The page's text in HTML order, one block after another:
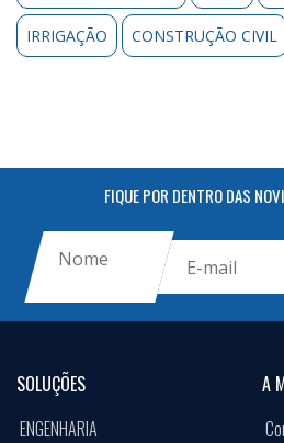
IRRIGAÇÃO CONSTRUÇÃO CIVIL
FIQUE POR DENTRO DAS
SOLUÇÕES
ENGENHARIA
A